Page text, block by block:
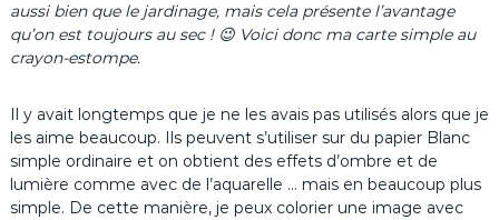
aussi bien que le jardinage, mais cela présente l’avantage
qu’on est toujours au sec ! 😉 Voici donc ma carte simple au
crayon-estompe.
Il y avait longtemps que je ne les avais pas utilisés alors que je
les aime beaucoup. Ils peuvent s’utiliser sur du papier Blanc
simple ordinaire et on obtient des effets d’ombre et de
lumière comme avec de l’aquarelle … mais en beaucoup plus
simple. De cette manière, je peux colorier une image avec